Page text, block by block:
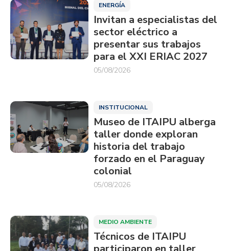
ENERGÍA
Invitan a especialistas del
sector eléctrico a
presentar sus trabajos
para el XXI ERIAC 2027
05/08/2026
INSTITUCIONAL
Museo de ITAIPU alberga
taller donde exploran
historia del trabajo
forzado en el Paraguay
colonial
05/08/2026
MEDIO AMBIENTE
Técnicos de ITAIPU